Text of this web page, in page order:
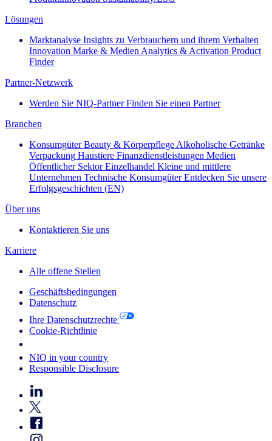
Lösungen
Marktanalyse Insights zu Verbrauchern und ihrem Verhalten
Innovation Marke & Medien Analytics & Activation Product
Finder
Partner-Netzwerk
Werden Sie NIQ-Partner Finden Sie einen Partner
Branchen
Konsumgüter Beauty & Körperpflege Alkoholische Getränke
Verpackung Haustiere Finanzdienstleistungen Medien
Öffentlicher Sektor Einzelhandel Kleine und mittlere
Unternehmen Technische Konsumgüter Entdecken Sie unsere
Erfolgsgeschichten (EN)
Über uns
Kontaktieren Sie uns
Karriere
Alle offene Stellen
Geschäftsbedingungen
Datenschutz
Ihre Datenschutzrechte
Cookie-Richtlinie
NIQ in your country
Responsible Disclosure